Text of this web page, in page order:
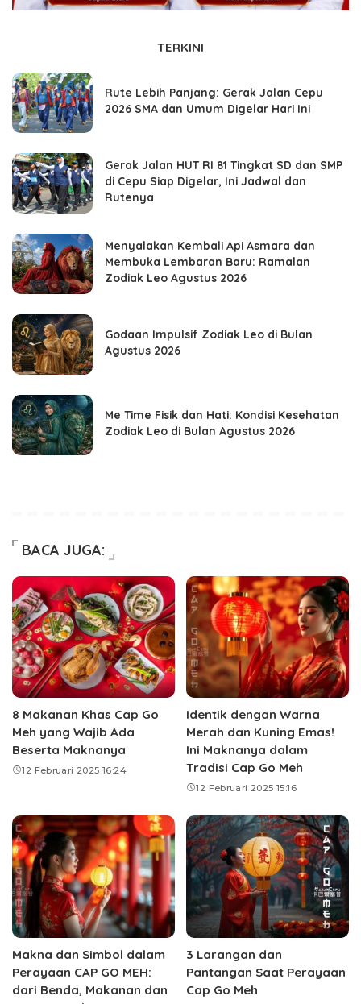
TERKINI
Rute Lebih Panjang: Gerak Jalan Cepu
2026 SMA dan Umum Digelar Hari Ini
Gerak Jalan HUT RI 81 Tingkat SD dan SMP
di Cepu Siap Digelar, Ini Jadwal dan
Rutenya
Menyalakan Kembali Api Asmara dan
Membuka Lembaran Baru: Ramalan
Zodiak Leo Agustus 2026
Godaan Impulsif Zodiak Leo di Bulan
Agustus 2026
Me Time Fisik dan Hati: Kondisi Kesehatan
Zodiak Leo di Bulan Agustus 2026
BACA JUGA:
8 Makanan Khas Cap Go
Meh yang Wajib Ada
Beserta Maknanya
12 Februari 2025 16:24
Identik dengan Warna
Merah dan Kuning Emas!
Ini Maknanya dalam
Tradisi Cap Go Meh
12 Februari 2025 15:16
Makna dan Simbol dalam
Perayaan CAP GO MEH:
dari Benda, Makanan dan
3 Larangan dan
Pantangan Saat Perayaan
Cap Go Meh